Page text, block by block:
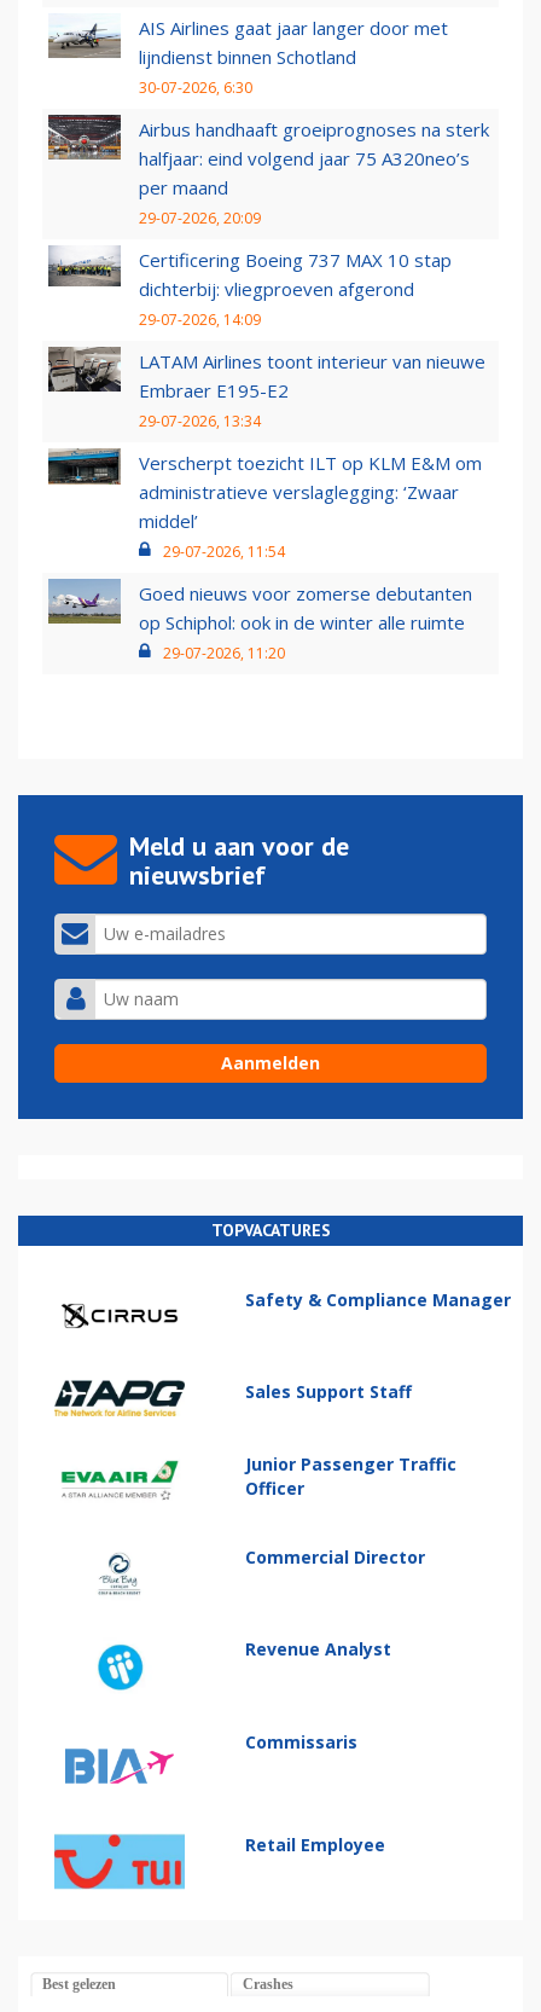
AIS Airlines gaat jaar langer door met
lijndienst binnen Schotland
30-07-2026, 6:30
Airbus handhaaft groeiprognoses na sterk
halfjaar: eind volgend jaar 75 A320neo’s
per maand
29-07-2026, 20:09
Certificering Boeing 737 MAX 10 stap
dichterbij: vliegproeven afgerond
29-07-2026, 14:09
LATAM Airlines toont interieur van nieuwe
Embraer E195-E2
29-07-2026, 13:34
Verscherpt toezicht ILT op KLM E&M om
administratieve verslaglegging: ‘Zwaar
middel’
29-07-2026, 11:54
Goed nieuws voor zomerse debutanten
op Schiphol: ook in de winter alle ruimte
29-07-2026, 11:20
Meld u aan voor de
nieuwsbrief
TOPVACATURES
Safety & Compliance Manager
Sales Support Staff
Junior Passenger Traffic
Officer
Commercial Director
Revenue Analyst
Commissaris
Retail Employee
Best gelezen Crashes